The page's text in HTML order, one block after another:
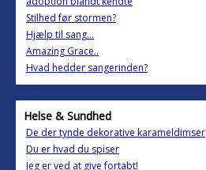
Stilhed før stormen?
Hjælp til sang...
Amazing Grace..
Hvad hedder sangerinden?
Helse & Sundhed
De der tynde dekorative karameldimser
Du er hvad du spiser
Jeg er ved at give fortabt!